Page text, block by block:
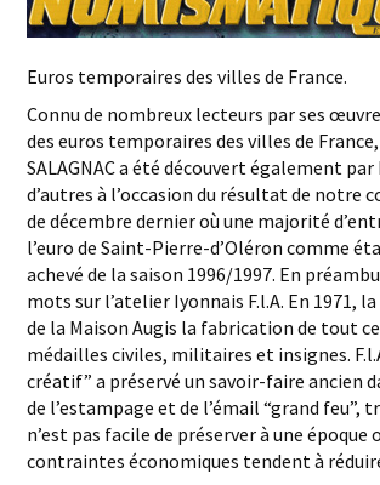
Euros temporaires des villes de France.
Connu de nombreux lecteurs par ses
des euros temporaires des villes de
SALAGNAC a été découvert également par
d’autres à l’occasion du résultat de notre
de décembre dernier où une majorité
l’euro de Saint-Pierre-d’Oléron comme
achevé de la saison 1996/1997. En
mots sur l’atelier Iyonnais F.l.A. En 1971,
de la Maison Augis la fabrication de tout
médailles civiles, militaires et insignes.
créatif” a préservé un savoir-faire ancien
de l’estampage et de l’émail “grand feu”,
n’est pas facile de préserver à une époque
contraintes économiques tendent à